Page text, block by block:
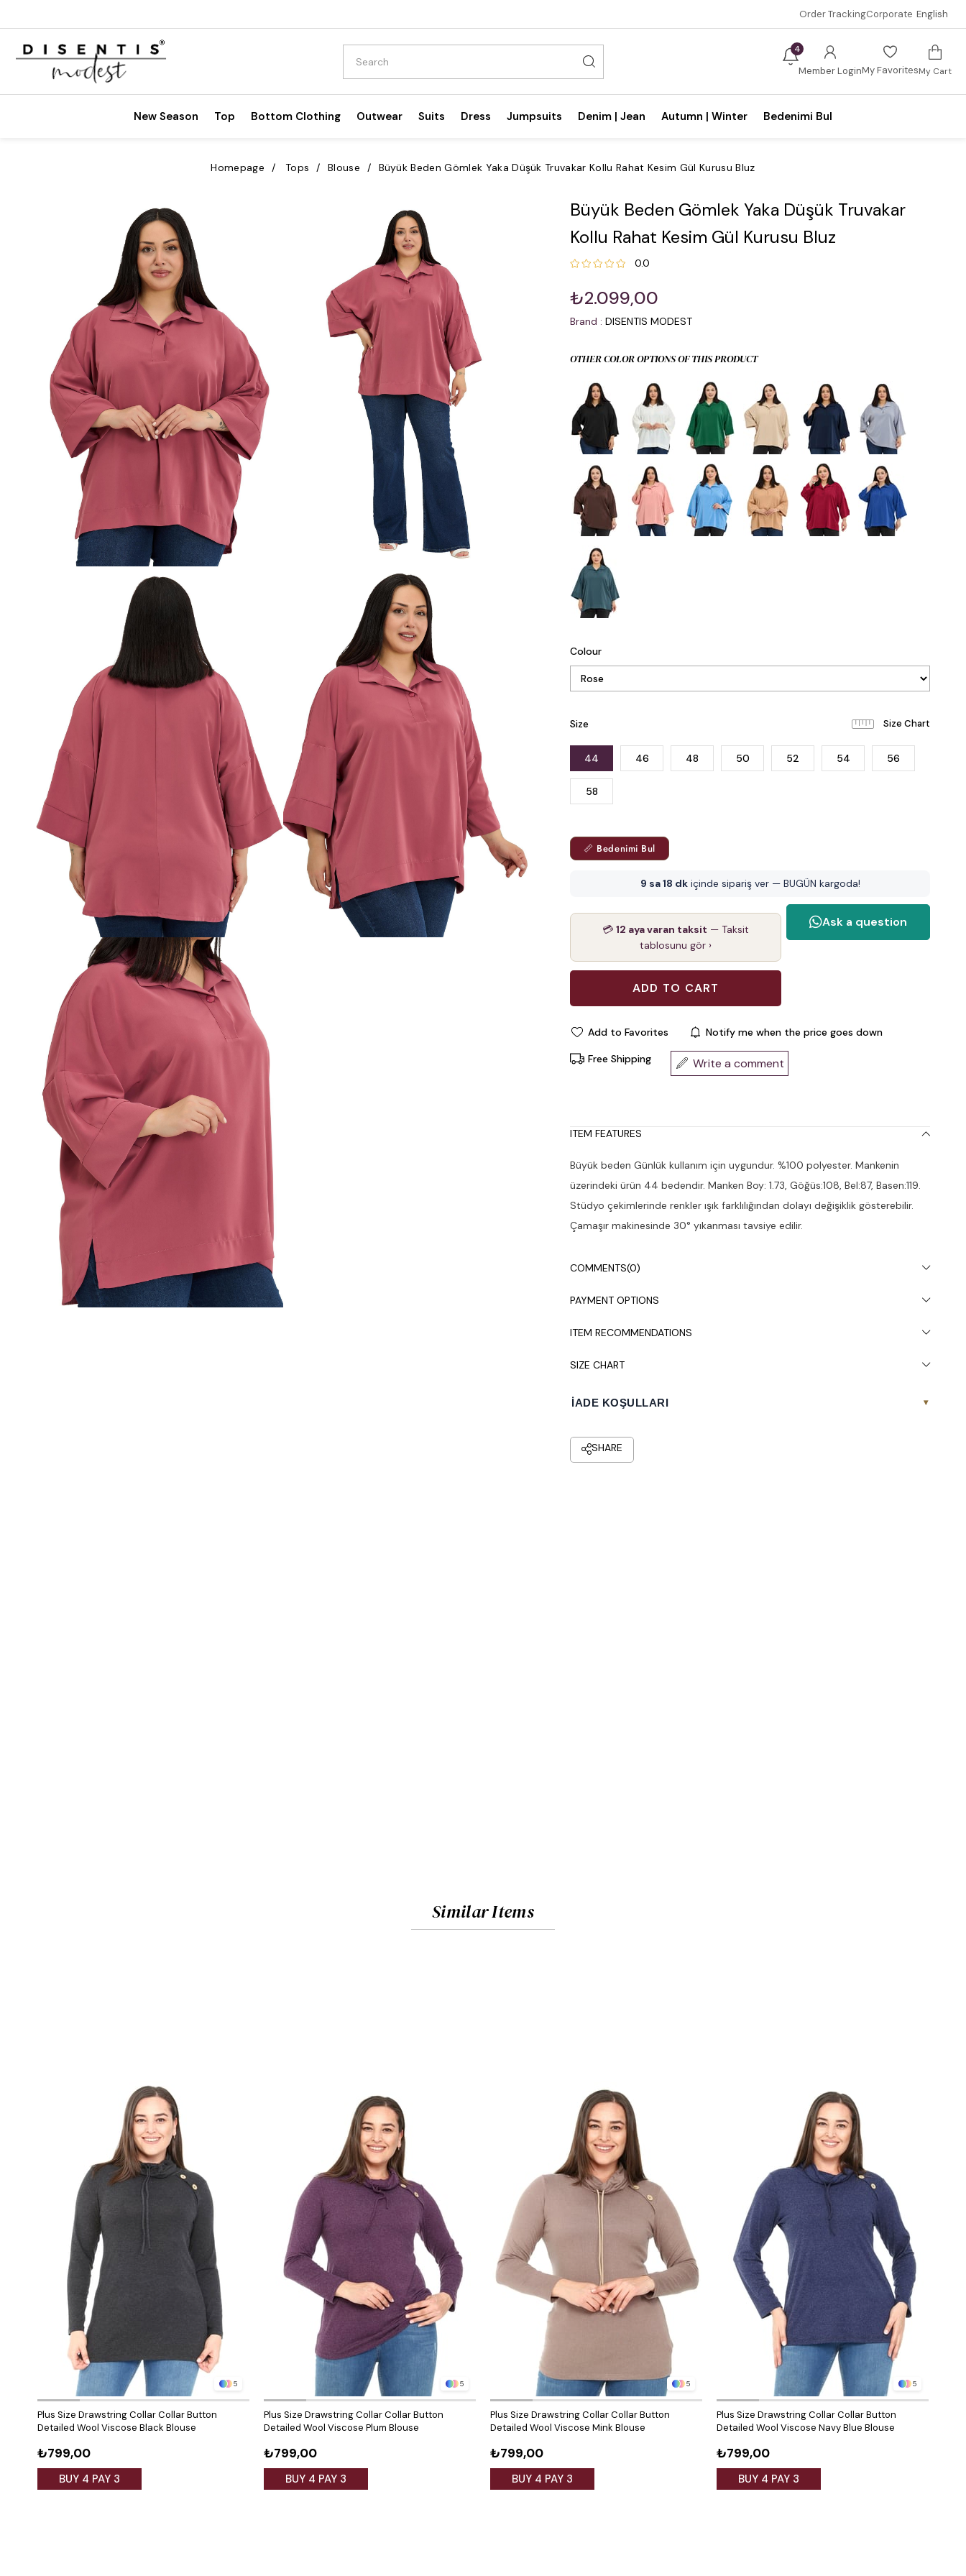
Order TrackingCorporate English
4
Member LoginMy FavoritesMy Cart
New Season Top Bottom Clothing Outwear Suits Dress Jumpsuits Denim | Jean Autumn | Winter Bedenimi Bul
Homepage Tops Blouse Büyük Beden Gömlek Yaka Düşük Truvakar Kollu Rahat Kesim Gül Kurusu Bluz
Büyük Beden Gömlek Yaka Düşük Truvakar
Kollu Rahat Kesim Gül Kurusu Bluz
0.0
₺2.099,00
Brand : DISENTIS MODEST
OTHER COLOR OPTIONS OF THIS PRODUCT
Colour
Size
44 46 48 50 52 54 56
58
📏 Bedenimi Bul
9 sa 18 dkiçinde sipariş ver — BUGÜN kargoda!
💳12 aya varan taksit — Taksit
tablosunu gör ›
Add to Favorites Notify me when the price goes down
Free Shipping Write a comment
ITEM FEATURES
Büyük beden Günlük kullanım için uygundur. %100 polyester. Mankenin
üzerindeki ürün 44 bedendir. Manken Boy: 1.73, Göğüs:108, Bel:87, Basen:119.
Stüdyo çekimlerinde renkler ışık farklılığından dolayı değişiklik gösterebilir.
Çamaşır makinesinde 30° yıkanması tavsiye edilir.
COMMENTS(0)
PAYMENT OPTIONS
ITEM RECOMMENDATIONS
SIZE CHART
İADE KOŞULLARI ▾
Similar Items
5
Plus Size Drawstring Collar Collar Button
Detailed Wool Viscose Black Blouse
₺799,00
BUY 4 PAY 3
5
Plus Size Drawstring Collar Collar Button
Detailed Wool Viscose Plum Blouse
₺799,00
BUY 4 PAY 3
5
Plus Size Drawstring Collar Collar Button
Detailed Wool Viscose Mink Blouse
₺799,00
BUY 4 PAY 3
5
Plus Size Drawstring Collar Collar Button
Detailed Wool Viscose Navy Blue Blouse
₺799,00
BUY 4 PAY 3